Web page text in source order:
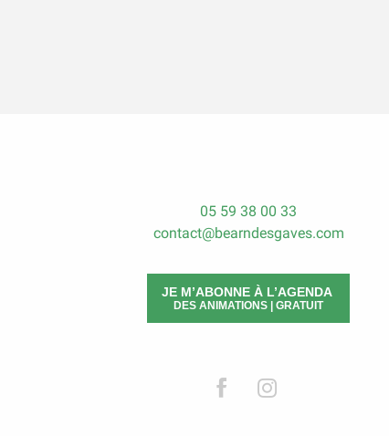
05 59 38 00 33
contact@bearndesgaves.com
JE M’ABONNE À L’AGENDA
DES ANIMATIONS | GRATUIT